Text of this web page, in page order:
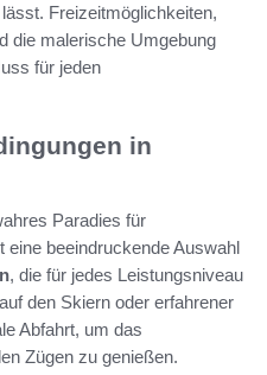
Freizeitmöglichkeiten,
die malerische Umgebung
für jeden
in
Paradies für
eine beeindruckende Auswahl
, die für jedes Leistungsniveau
den Skiern oder erfahrener
Abfahrt, um das
Zügen zu genießen.